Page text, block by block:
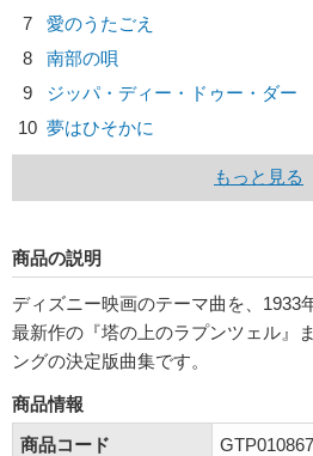
7
愛のうたごえ
8
南部の唄
9
ジッパ・ディー・ドゥー・ダー
10 夢はひそかに
もっと見る
商品の説明
ディズニー映画のテーマ曲を、1933
最新作の『塔の上のラプンツェル』
ングの決定版曲集です。
商品情報
商品コード